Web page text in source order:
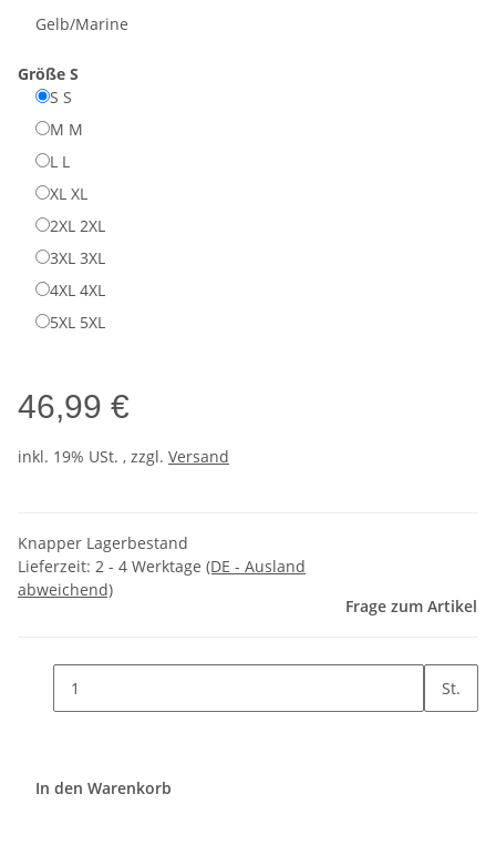
Gelb/Marine
Größe S
S S
M M
L L
XL XL
2XL 2XL
3XL 3XL
4XL 4XL
5XL 5XL
46,99 €
inkl. 19% USt. , zzgl. Versand
Knapper Lagerbestand
Lieferzeit: 2 - 4 Werktage (DE - Ausland
abweichend)
Frage zum Artikel
St.
In den Warenkorb